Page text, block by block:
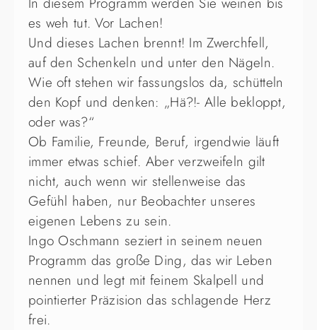
es weh tut. Vor Lachen!
Und dieses Lachen brennt! Im Zwerchfell,
auf den Schenkeln und unter den Nägeln.
Wie oft stehen wir fassungslos da, schütteln
den Kopf und denken: „Hä?!- Alle bekloppt,
oder was?“
Ob Familie, Freunde, Beruf, irgendwie läuft
immer etwas schief. Aber verzweifeln gilt
nicht, auch wenn wir stellenweise das
Gefühl haben, nur Beobachter unseres
eigenen Lebens zu sein.
Ingo Oschmann seziert in seinem neuen
Programm das große Ding, das wir Leben
nennen und legt mit feinem Skalpell und
pointierter Präzision das schlagende Herz
frei.